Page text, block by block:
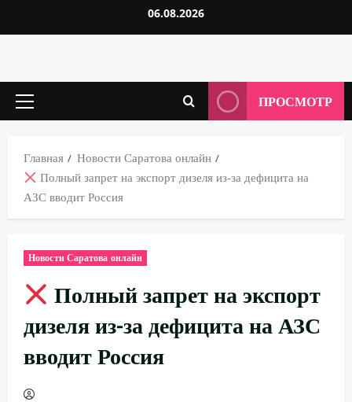
к
06.08.2026
Основное
ПРОСМОТР
Главная
Новости Саратова онлайн
Полный запрет на экспорт дизеля из-за дефицита на
АЗС вводит Россия
Новости Саратова онлайн
Полный запрет на экспорт
дизеля из-за дефицита на АЗС
вводит Россия